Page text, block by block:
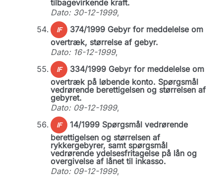
tilbagevirkende kraft.
Dato: 30-12-1999,
IF
374/1999 Gebyr for meddelelse om
overtræk, størrelse af gebyr.
Dato: 16-12-1999,
IF
334/1999 Gebyr for meddelelse om
overtræk på løbende konto. Spørgsmål
vedrørende berettigelsen og størrelsen af
gebyret.
Dato: 09-12-1999,
IF
14/1999 Spørgsmål vedrørende
berettigelsen og størrelsen af
rykkergebyrer, samt spørgsmål
vedrørende ydelsesfritagelse på lån og
overgivelse af lånet til inkasso.
Dato: 09-12-1999,